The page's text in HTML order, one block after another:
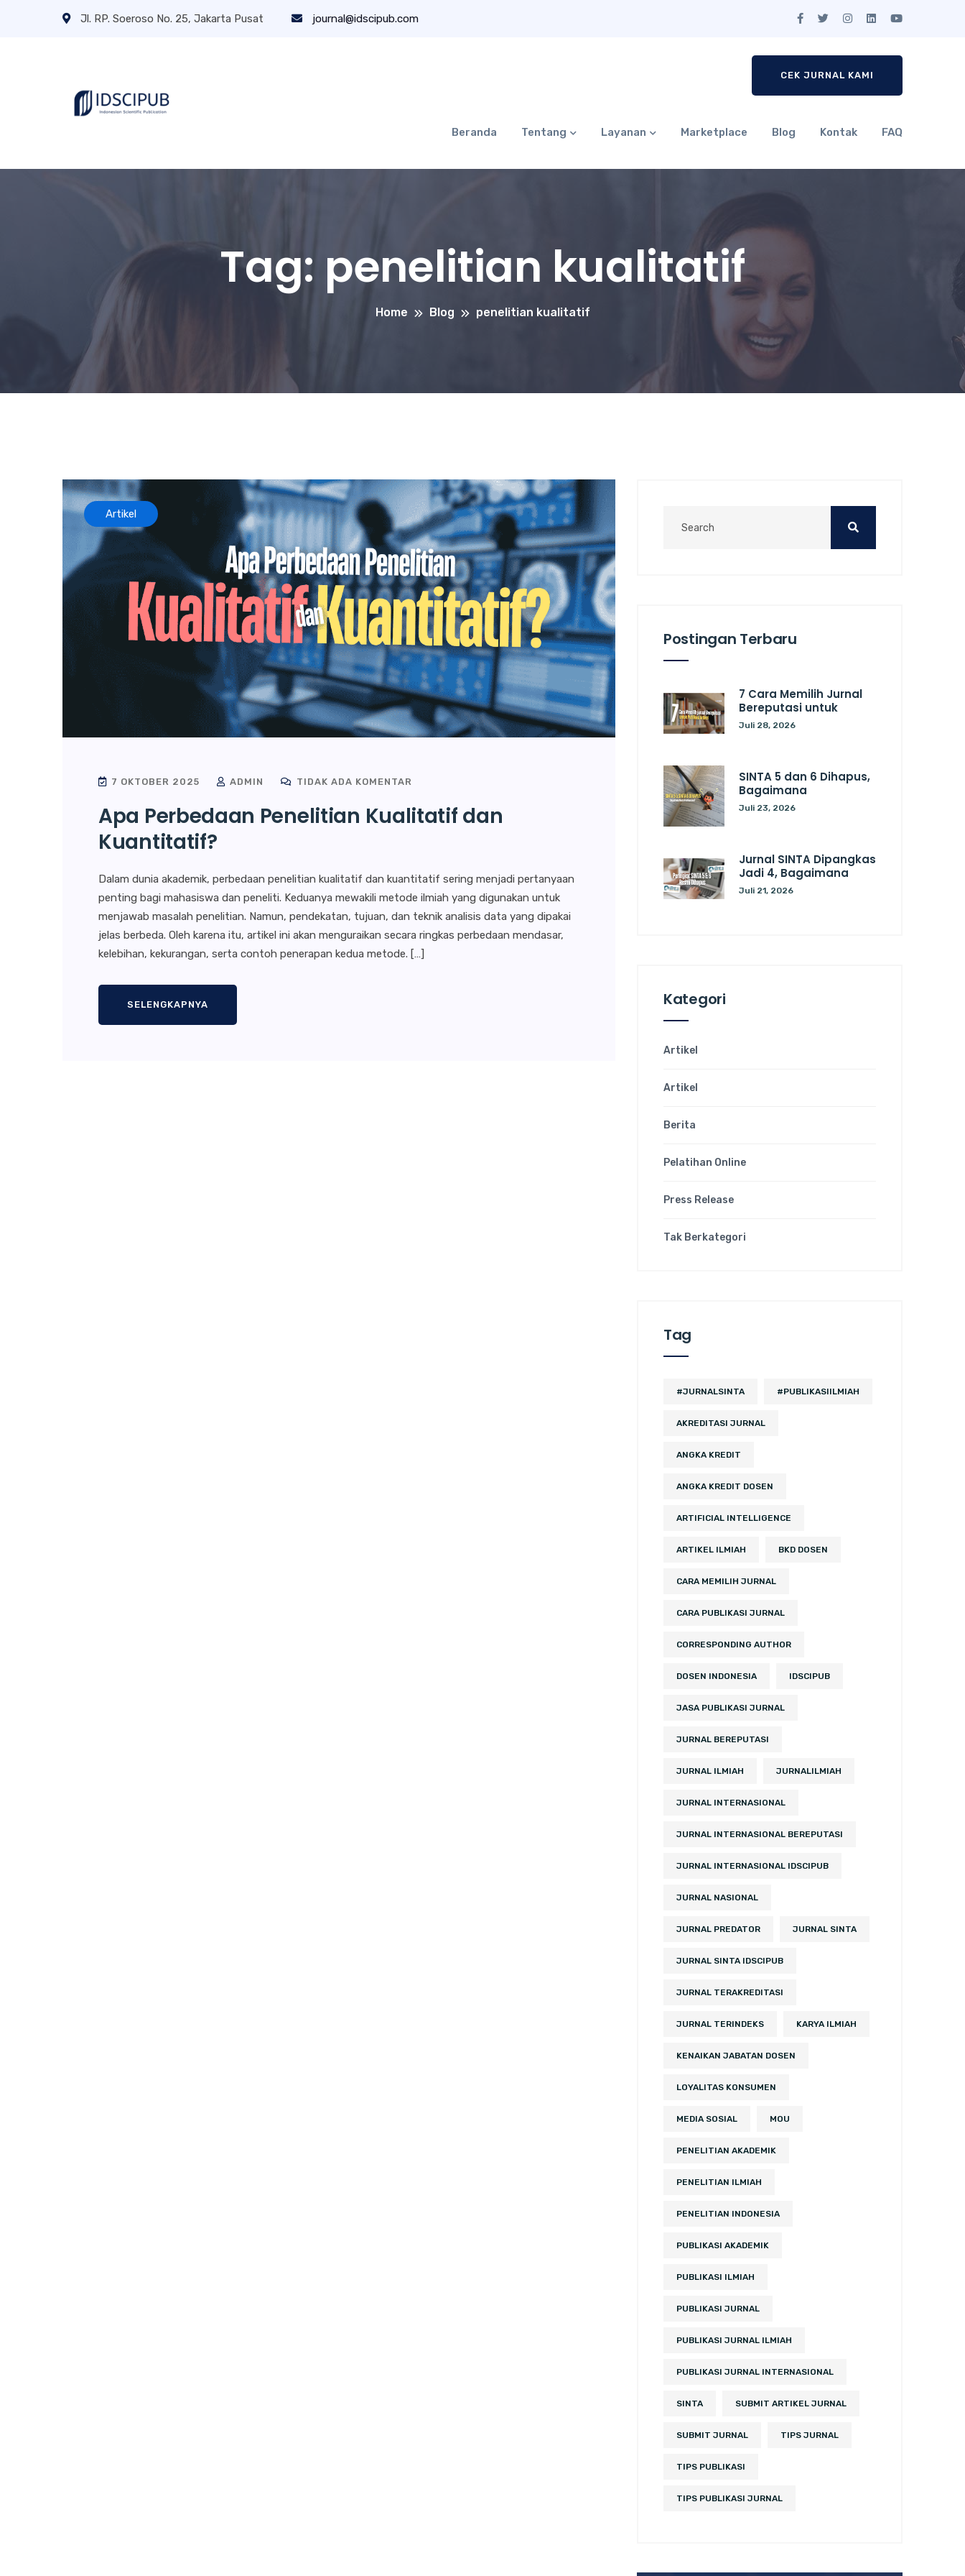
Jl. RP. Soeroso No. 25, Jakarta Pusat journal@idscipub.com
CEK JURNAL KAMI
Beranda Tentang Layanan Marketplace Blog Kontak FAQ
Tag: penelitian kualitatif
Home Blog penelitian kualitatif
Artikel
7 OKTOBER 2025 ADMIN TIDAK ADA KOMENTAR
Apa Perbedaan Penelitian Kualitatif dan
Kuantitatif?
Dalam dunia akademik, perbedaan penelitian kualitatif dan kuantitatif sering menjadi pertanyaan
penting bagi mahasiswa dan peneliti. Keduanya mewakili metode ilmiah yang digunakan untuk
menjawab masalah penelitian. Namun, pendekatan, tujuan, dan teknik analisis data yang dipakai
jelas berbeda. Oleh karena itu, artikel ini akan menguraikan secara ringkas perbedaan mendasar,
kelebihan, kekurangan, serta contoh penerapan kedua metode. […]
SELENGKAPNYA
Postingan Terbaru
7 Cara Memilih Jurnal
Bereputasi untuk
Juli 28, 2026
SINTA 5 dan 6 Dihapus,
Bagaimana
Juli 23, 2026
Jurnal SINTA Dipangkas
Jadi 4, Bagaimana
Juli 21, 2026
Kategori
Artikel
Artikel
Berita
Pelatihan Online
Press Release
Tak Berkategori
Tag
#JURNALSINTA #PUBLIKASIILMIAH
AKREDITASI JURNAL
ANGKA KREDIT
ANGKA KREDIT DOSEN
ARTIFICIAL INTELLIGENCE
ARTIKEL ILMIAH BKD DOSEN
CARA MEMILIH JURNAL
CARA PUBLIKASI JURNAL
CORRESPONDING AUTHOR
DOSEN INDONESIA IDSCIPUB
JASA PUBLIKASI JURNAL
JURNAL BEREPUTASI
JURNAL ILMIAH JURNALILMIAH
JURNAL INTERNASIONAL
JURNAL INTERNASIONAL BEREPUTASI
JURNAL INTERNASIONAL IDSCIPUB
JURNAL NASIONAL
JURNAL PREDATOR JURNAL SINTA
JURNAL SINTA IDSCIPUB
JURNAL TERAKREDITASI
JURNAL TERINDEKS KARYA ILMIAH
KENAIKAN JABATAN DOSEN
LOYALITAS KONSUMEN
MEDIA SOSIAL MOU
PENELITIAN AKADEMIK
PENELITIAN ILMIAH
PENELITIAN INDONESIA
PUBLIKASI AKADEMIK
PUBLIKASI ILMIAH
PUBLIKASI JURNAL
PUBLIKASI JURNAL ILMIAH
PUBLIKASI JURNAL INTERNASIONAL
SINTA SUBMIT ARTIKEL JURNAL
SUBMIT JURNAL TIPS JURNAL
TIPS PUBLIKASI
TIPS PUBLIKASI JURNAL